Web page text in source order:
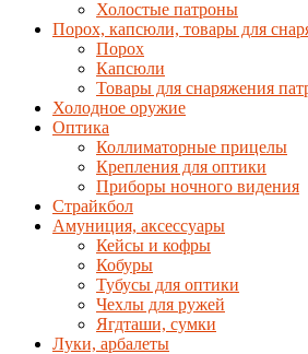
Холостые патроны
Порох, капсюли, товары для
Порох
Капсюли
Товары для снаряжения
Холодное оружие
Оптика
Коллиматорные прицелы
Крепления для оптики
Приборы ночного видения
Страйкбол
Амуниция, аксессуары
Кейсы и кофры
Кобуры
Тубусы для оптики
Чехлы для ружей
Ягдташи, сумки
Луки, арбалеты